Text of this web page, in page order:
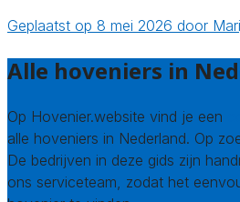
Geplaatst op 8 mei 2026 door
Alle hoveniers in
Op Hovenier.website vind je een
alle hoveniers in Nederland. Op
De bedrijven in deze gids zijn
ons serviceteam, zodat het